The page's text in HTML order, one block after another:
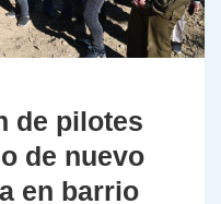
de pilotes
de nuevo
en barrio